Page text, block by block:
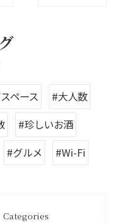
ペース
#大人数
#珍しいお酒
#グルメ #Wi-Fi
Categories